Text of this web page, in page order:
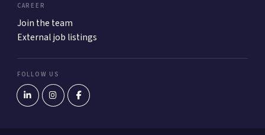
CAREER
Join the team
External job listings
FOLLOW US